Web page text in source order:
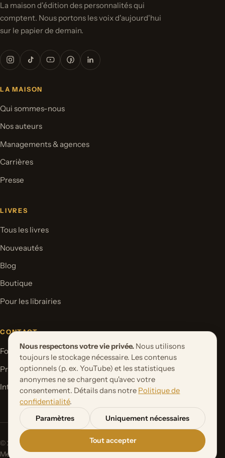
La maison d'édition des personnalités qui
comptent. Nous portons les voix d'aujourd'hui
sur le papier de demain.
LA MAISON
Qui sommes-nous
Nos auteurs
Managements & agences
Carrières
Presse
LIVRES
Tous les livres
Nouveautés
Blog
Boutique
Pour les librairies
CONTACT
Formulaire de contact
Proposer un projet de livre
International Rights
© 2026 Orbita Media GmbH. Tous droits réservés.
Mentions
Politique de Paramètres des
Nous respectons votre vie privée. Nous utilisons
toujours le stockage nécessaire. Les contenus
optionnels (p. ex. YouTube) et les statistiques
anonymes ne se chargent qu'avec votre
consentement. Détails dans notre Politique de
confidentialité.
Paramètres
Uniquement nécessaires
Tout accepter